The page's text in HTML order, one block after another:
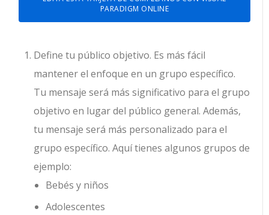
PARADIGM ONLINE
Define tu público objetivo. Es más fácil
mantener el enfoque en un grupo específico.
Tu mensaje será más significativo para el grupo
objetivo en lugar del público general. Además,
tu mensaje será más personalizado para el
grupo específico. Aquí tienes algunos grupos de
ejemplo:
Bebés y niños
Adolescentes